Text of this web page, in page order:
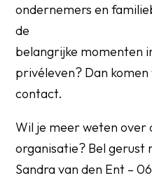
ondernemers en
de
belangrijke momenten
privéleven? Dan
contact.
Wil je meer weten over
organisatie? Bel gerust
Sandra van den Ent –